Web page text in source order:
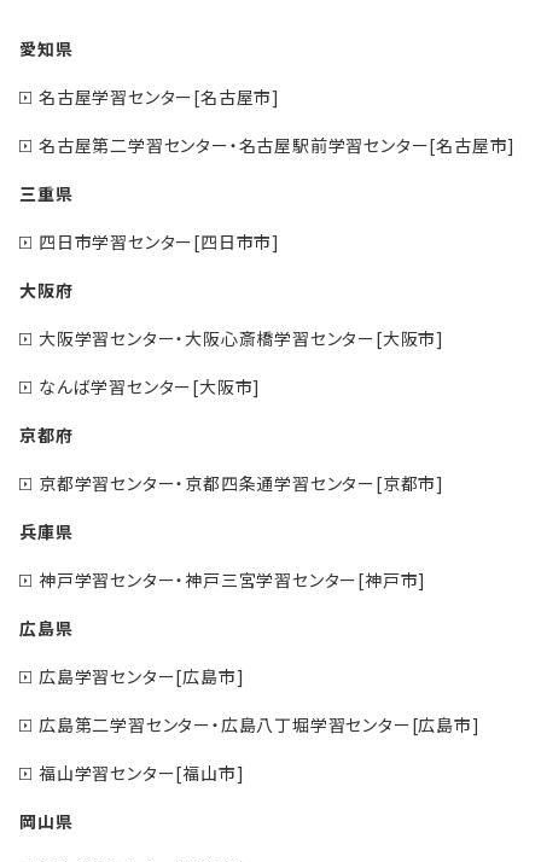
愛知県
名古屋学習センター[名古屋市]
名古屋第二学習センター・名古屋駅前学習センター[名古屋市]
三重県
四日市学習センター[四日市市]
大阪府
大阪学習センター・大阪心斎橋学習センター[大阪市]
なんば学習センター[大阪市]
京都府
京都学習センター・京都四条通学習センター[京都市]
兵庫県
神戸学習センター・神戸三宮学習センター[神戸市]
広島県
広島学習センター[広島市]
広島第二学習センター・広島八丁堀学習センター[広島市]
福山学習センター[福山市]
岡山県